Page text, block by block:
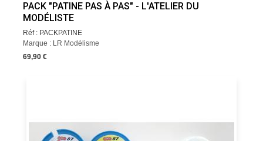
PACK "PATINE PAS À PAS" - L'ATELIER DU
MODÉLISTE
Réf : PACKPATINE
Marque : LR Modélisme
69,90 €